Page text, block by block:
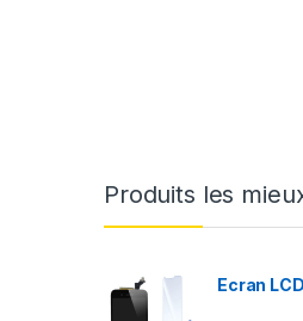
Produits les
Ecran